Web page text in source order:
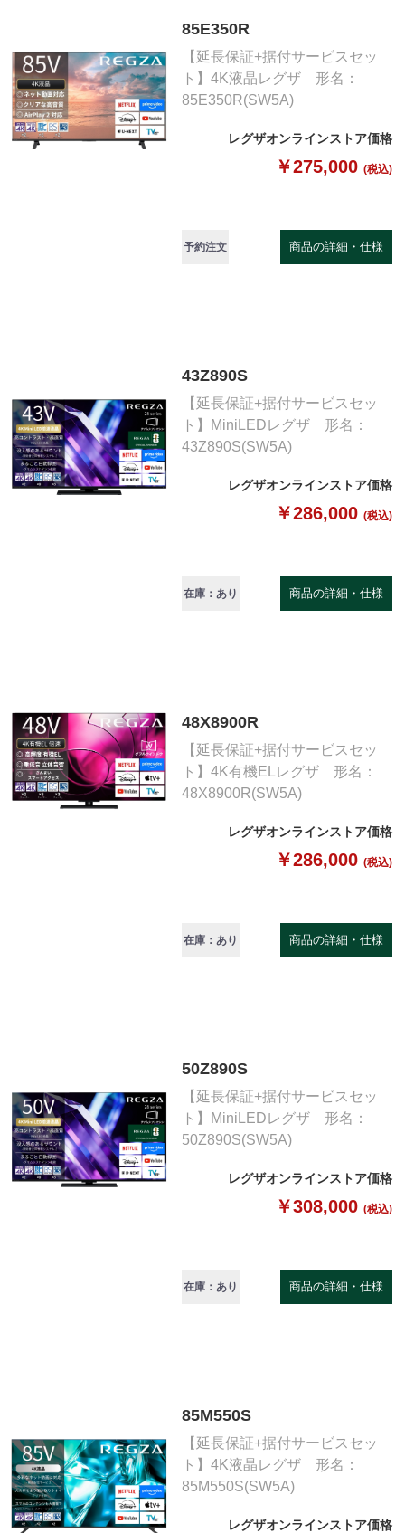
85E350R
【延長保証+据付サービスセッ
ト】4K液晶レグザ 形名：
85E350R(SW5A)
レグザオンラインストア価格
￥275,000 (税込)
予約注文 商品の詳細・仕様
43Z890S
【延長保証+据付サービスセッ
ト】MiniLEDレグザ 形名：
43Z890S(SW5A)
レグザオンラインストア価格
￥286,000 (税込)
在庫：あり 商品の詳細・仕様
48X8900R
【延長保証+据付サービスセッ
ト】4K有機ELレグザ 形名：
48X8900R(SW5A)
レグザオンラインストア価格
￥286,000 (税込)
在庫：あり 商品の詳細・仕様
50Z890S
【延長保証+据付サービスセッ
ト】MiniLEDレグザ 形名：
50Z890S(SW5A)
レグザオンラインストア価格
￥308,000 (税込)
在庫：あり 商品の詳細・仕様
85M550S
【延長保証+据付サービスセッ
ト】4K液晶レグザ 形名：
85M550S(SW5A)
レグザオンラインストア価格